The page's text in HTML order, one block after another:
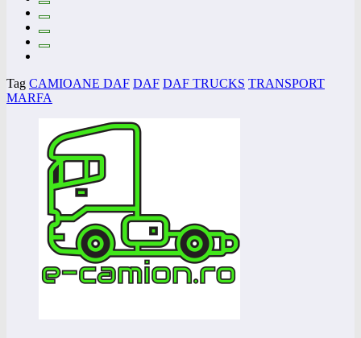
Tag CAMIOANE DAF DAF DAF TRUCKS TRANSPORT
MARFA